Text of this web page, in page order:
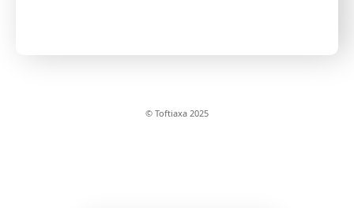
© Toftiaxa 2025